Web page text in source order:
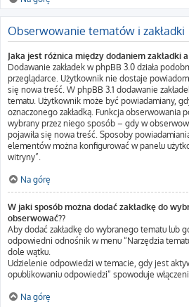
Obserwowanie tematów i zakładki
Jaka jest różnica między dodaniem zakładki
Dodawanie zakładek w phpBB 3.0 działa
przeglądarce. Użytkownik nie dostaje
się nowa treść. W phpBB 3.1 dodawanie
tematu. Użytkownik może być powiadamiany,
oznaczonego zakładką. Funkcja obserwowania
wybrany przez niego sposób – gdy w
pojawiła się nowa treść. Sposoby
elementów można konfigurować w panelu
witryny”.
Na górę
W jaki sposób można dodać zakładkę do
obserwować??
Aby dodać zakładkę do wybranego tematu lub
odpowiedni odnośnik w menu “Narzędzia
dole wątku.
Udzielenie odpowiedzi w temacie, gdy jest
opublikowaniu odpowiedzi” spowoduje
Na górę